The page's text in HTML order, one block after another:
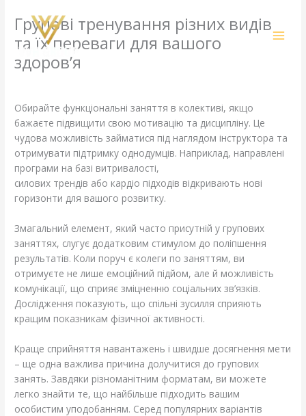
content
Групові тренування різних видів
та їх переваги для вашого
здоров’я
Обирайте функціональні заняття в колективі, якщо
бажаєте підвищити свою мотивацію та дисципліну. Це
чудова можливість займатися під наглядом інструктора та
отримувати підтримку однодумців. Наприклад, направлені
програми на базі витривалості,
силових трендів або кардіо підходів відкривають нові
горизонти для вашого розвитку.
Змагальний елемент, який часто присутній у групових
заняттях, слугує додатковим стимулом до поліпшення
результатів. Коли поруч є колеги по заняттям, ви
отримуєте не лише емоційний підйом, але й можливість
комунікації, що сприяє зміцненню соціальних зв’язків.
Дослідження показують, що спільні зусилля сприяють
кращим показникам фізичної активності.
Краще сприйняття навантажень і швидше досягнення мети
– ще одна важлива причина долучитися до групових
занять. Завдяки різноманітним форматам, ви можете
легко знайти те, що найбільше підходить вашим
особистим уподобанням. Серед популярних варіантів